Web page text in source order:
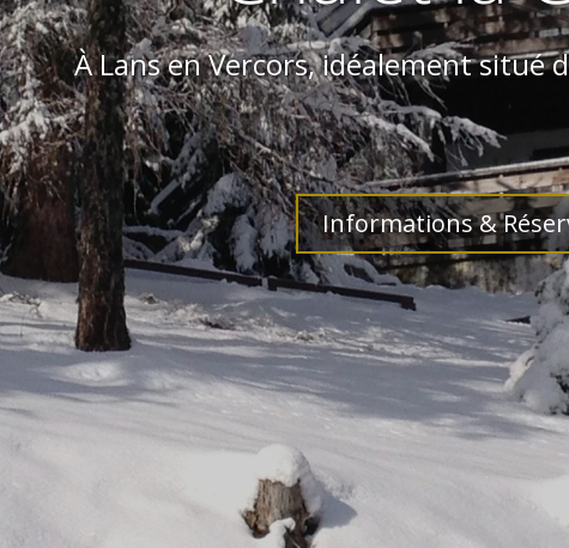
Un chalet
Chalet individuel. 2 belles terrasses,
Informations &